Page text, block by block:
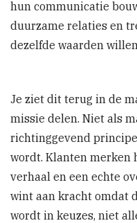
hun communicatie
duurzame relaties en
dezelfde waarden
Je ziet dit terug in de
missie delen. Niet als
richtinggevend
wordt. Klanten merken
verhaal en een echte
wint aan kracht omdat
wordt in keuzes, niet